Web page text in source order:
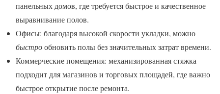
панельных домов, где требуется быстрое и качественное
выравнивание полов.
Офисы: благодаря высокой скорости укладки, можно
быстрообновить полы без значительных затрат времени.
Коммерческие помещения: механизированная стяжка
подходит для магазинов и торговых площадей, где важно
быстрое открытие после ремонта.